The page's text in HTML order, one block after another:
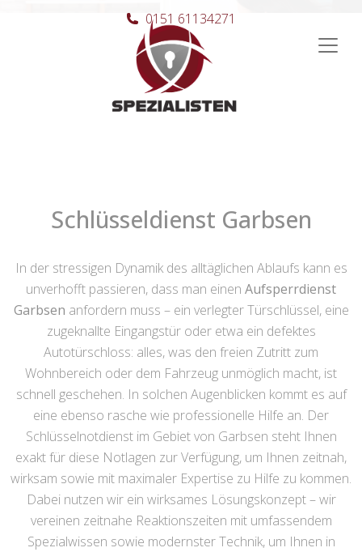
Hauptnavigation
0151 61134271
Schlüsseldienst Garbsen
In der stressigen Dynamik des alltäglichen Ablaufs kann es
unverhofft passieren, dass man einen Aufsperrdienst
Garbsen anfordern muss – ein verlegter Türschlüssel, eine
zugeknallte Eingangstür oder etwa ein defektes
Autotürschloss: alles, was den freien Zutritt zum
Wohnbereich oder dem Fahrzeug unmöglich macht, ist
schnell geschehen. In solchen Augenblicken kommt es auf
eine ebenso rasche wie professionelle Hilfe an. Der
Schlüsselnotdienst im Gebiet von Garbsen steht Ihnen
exakt für diese Notlagen zur Verfügung, um Ihnen zeitnah,
wirksam sowie mit maximaler Expertise zu Hilfe zu kommen.
Dabei nutzen wir ein wirksames Lösungskonzept – wir
vereinen zeitnahe Reaktionszeiten mit umfassendem
Spezialwissen sowie modernster Technik, um Ihnen in